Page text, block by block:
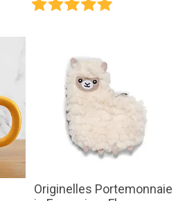
Originelles Portemonnaie